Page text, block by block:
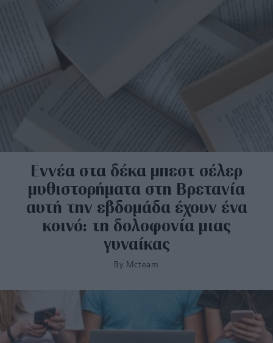
Εννέα στα δέκα μπεστ σέλερ
μυθιστορήματα στη Βρετανία
αυτή την εβδομάδα έχουν ένα
κοινό: τη δολοφονία μιας
γυναίκας
By Mcteam